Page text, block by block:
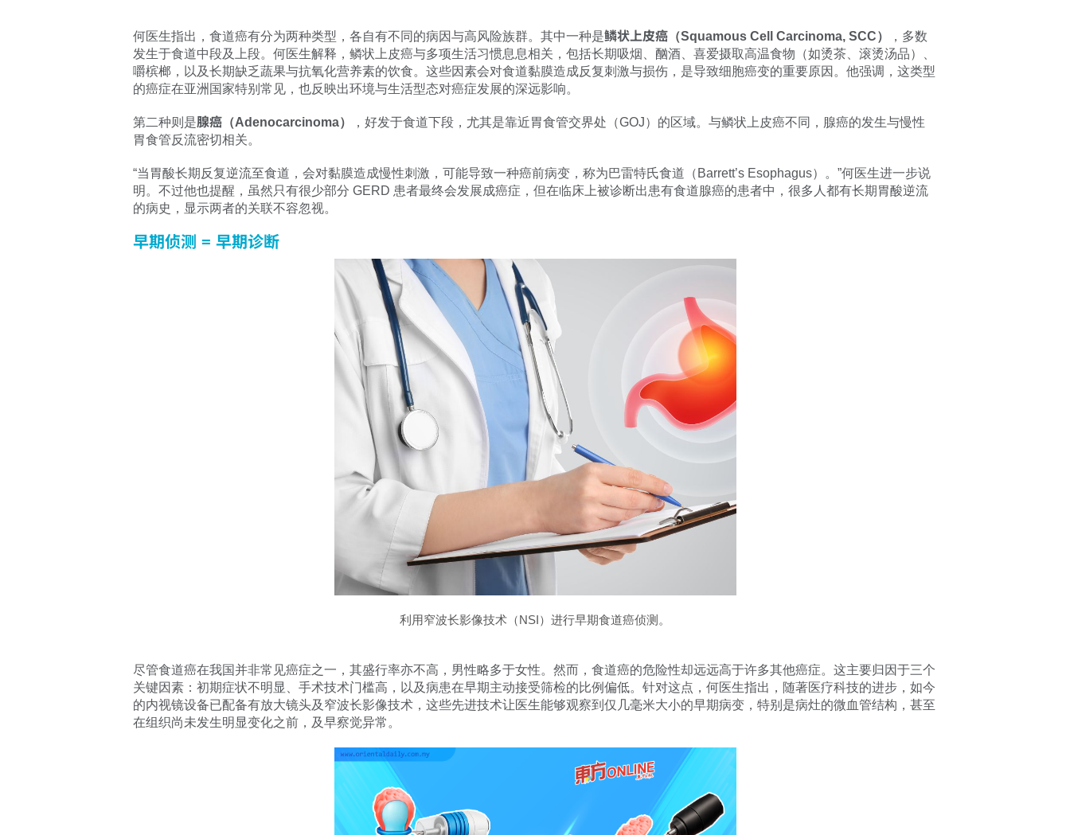
何医生指出，食道癌有分为两种类型，各自有不同的病因与高风险族群。其中一种是鳞状上皮癌（Squamous Cell Carcinoma, SCC）
，多数
发生于食道中段及上段。何医生解释，鳞状上皮癌与多项生活习惯息息相关，包括长期吸烟、酗酒、喜爱摄取高温食物（如烫茶、滚烫汤品）、
嚼槟榔，以及长期缺乏蔬果与抗氧化营养素的饮食。这些因素会对食道黏膜造成反复刺激与损伤，是导致细胞癌变的重要原因。他强调，这类型
的癌症在亚洲国家特别常见，也反映出环境与生活型态对癌症发展的深远影响。
第二种则是腺癌（Adenocarcinoma）
，好发于食道下段，尤其是靠近胃食管交界处（GOJ）的区域。与鳞状上皮癌不同，腺癌的发生与慢性
胃食管反流密切相关。
“当胃酸长期反复逆流至食道，会对黏膜造成慢性刺激，可能导致一种癌前病变，称为巴雷特氏食道（Barrett’s Esophagus）。”何医生进一步说
明。不过他也提醒，虽然只有很少部分 GERD 患者最终会发展成癌症，但在临床上被诊断出患有食道腺癌的患者中，很多人都有长期胃酸逆流
的病史，显示两者的关联不容忽视。
早期侦测 = 早期诊断
利用窄波长影像技术（NSI）进行早期食道癌侦测。
尽管食道癌在我国并非常见癌症之一，其盛行率亦不高，男性略多于女性。然而，食道癌的危险性却远远高于许多其他癌症。这主要归因于三个
关键因素：初期症状不明显、手术技术门槛高，以及病患在早期主动接受筛检的比例偏低。针对这点，何医生指出，随著医疗科技的进步，如今
的内视镜设备已配备有放大镜头及窄波长影像技术，这些先进技术让医生能够观察到仅几毫米大小的早期病变，特别是病灶的微血管结构，甚至
在组织尚未发生明显变化之前，及早察觉异常。